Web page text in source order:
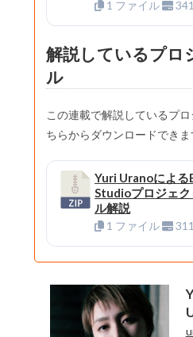
1 ファイル
解説しているプロ
ル
この連載で解説しているプ
ちらからダウンロードできま
Yuri Uranoによ
Studioプロジェク
ル解説
1 ファイル